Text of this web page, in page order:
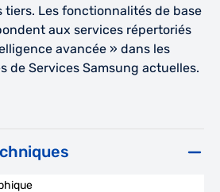
tiers. Les fonctionnalités de base
aux services répertoriés
avancée » dans les
de Services Samsung actuelles.